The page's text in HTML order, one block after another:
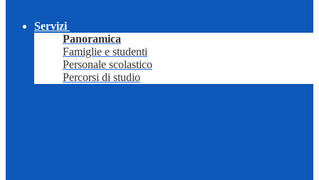
Servizi
Panoramica
Famiglie e studenti
Personale scolastico
Percorsi di studio